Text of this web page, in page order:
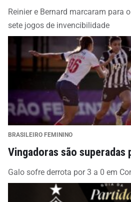
Reinier e Bernard marcaram para
sete jogos de invencibilidade
BRASILEIRO FEMININO
Vingadoras são superadas
Galo sofre derrota por 3 a 0 em